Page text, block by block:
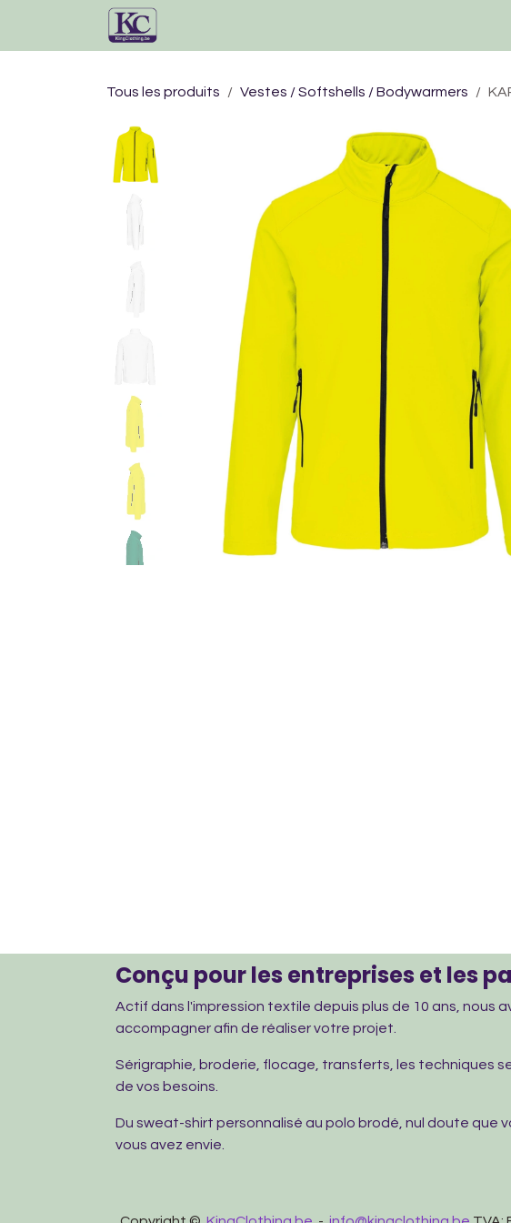
Se rendre au contenu
Tous les produits Vestes / Softshells / Bodywarmers
Conçu pour les entreprises et les
Actif dans l'impression textile depuis plus de 10 ans, nous
accompagner afin de réaliser votre projet.
Sérigraphie, broderie, flocage, transferts, les techniques
de vos besoins.
Du sweat-shirt personnalisé au polo brodé, nul doute que
vous avez envie.